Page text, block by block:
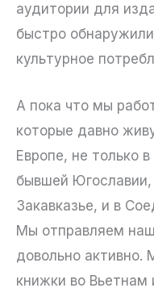
аудитории для
быстро
культурное
А пока что мы
которые давно
Европе, не только
бывшей
Закавказье, и в
Мы отправляем
довольно
книжки во Вьетнам